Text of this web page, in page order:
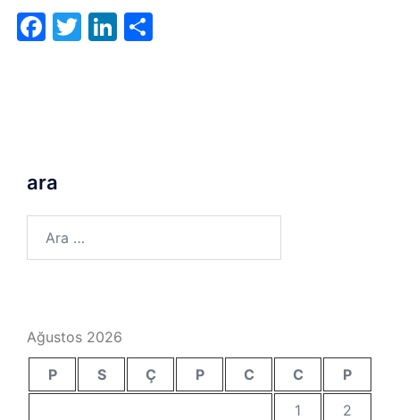
Facebook
TwitterLinkedIn
ara
Ağustos 2026
P S Ç P C C
P
1
2